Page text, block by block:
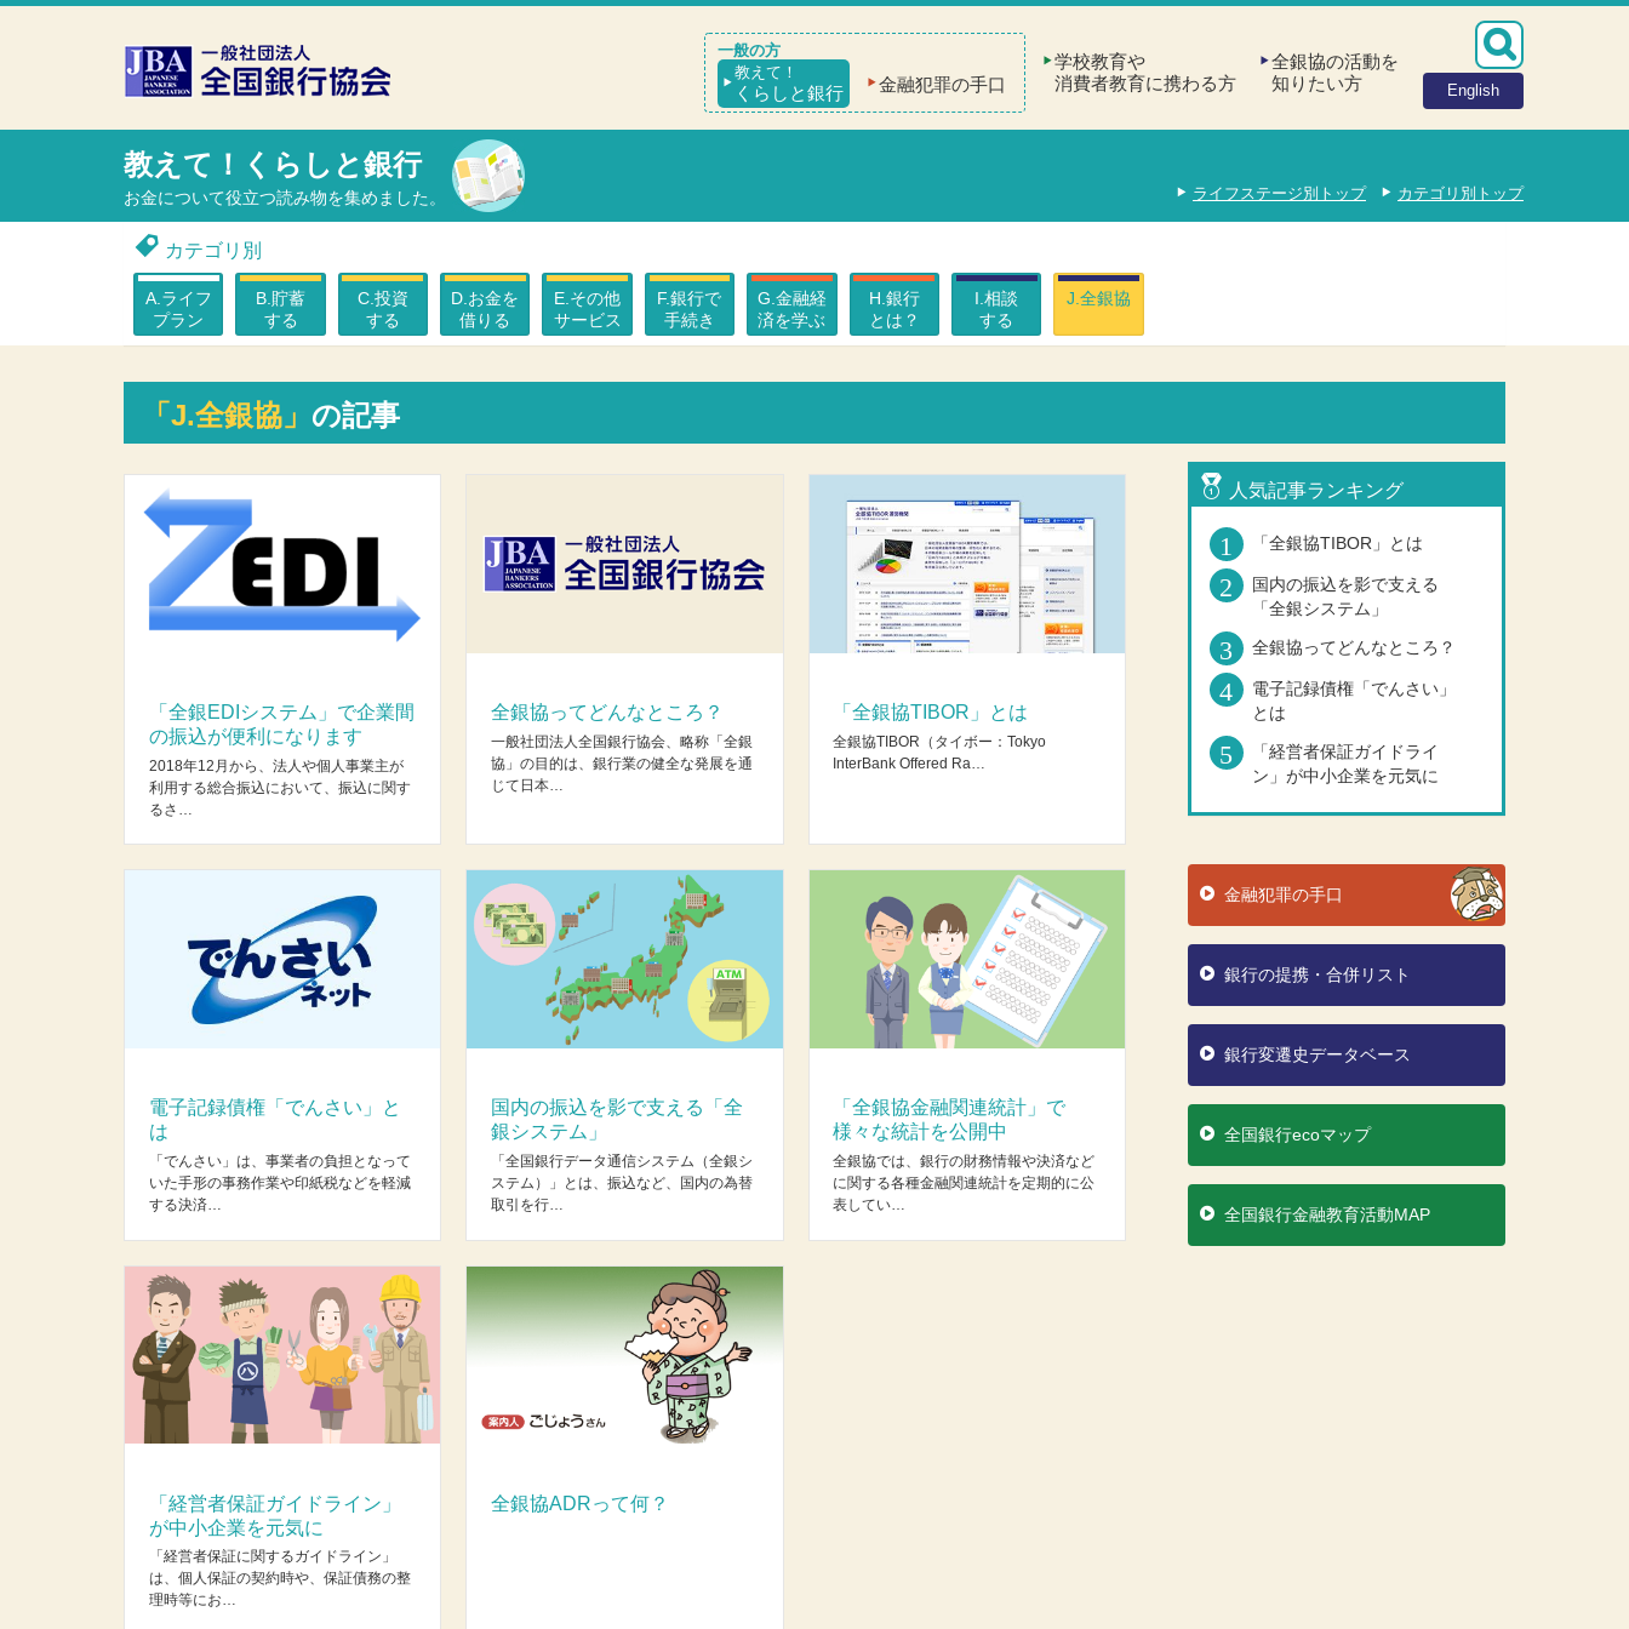
本文へスキップ
障がい者向け相談窓口
English
教えて！
くらしと銀行 金融犯罪の手口
学校教育や
消費者教育に携わる方
全銀協の活動を
知りたい方
教えて！くらしと銀行
お金について役立つ読み物を集めました。 ライフステージ別トップ カテゴリ別トップ
カテゴリ別
A.ライフ
プラン
B.貯蓄
する
C.投資
する
D.お金を
借りる
E.その他
サービス
F.銀行で
手続き
G.金融経
済を学ぶ
H.銀行
とは？
I.相談
する
J.全銀協
「J.全銀協」 の記事
「全銀EDIシステム」で企業間
の振込が便利になります
2018年12月から、法人や個人事業主が
利用する総合振込において、振込に関す
るさ…
全銀協ってどんなところ？
一般社団法人全国銀行協会、略称「全銀
協」の目的は、銀行業の健全な発展を通
じて日本…
「全銀協TIBOR」とは
全銀協TIBOR（タイボー：Tokyo
InterBank Offered Ra…
電子記録債権「でんさい」と
は
「でんさい」は、事業者の負担となって
いた手形の事務作業や印紙税などを軽減
する決済…
国内の振込を影で支える「全
銀システム」
「全国銀行データ通信システム（全銀シ
ステム）」とは、振込など、国内の為替
取引を行…
「全銀協金融関連統計」で
様々な統計を公開中
全銀協では、銀行の財務情報や決済など
に関する各種金融関連統計を定期的に公
表してい…
「経営者保証ガイドライン」
が中小企業を元気に
「経営者保証に関するガイドライン」
は、個人保証の契約時や、保証債務の整
理時等にお…
全銀協ADRって何？
人気記事ランキング
「全銀協TIBOR」とは
国内の振込を影で支える
「全銀システム」
全銀協ってどんなところ？
電子記録債権「でんさい」
とは
「経営者保証ガイドライ
ン」が中小企業を元気に
金融犯罪の手口
銀行の提携・合併リスト
銀行変遷史データベース
全国銀行ecoマップ
全国銀行金融教育活動MAP